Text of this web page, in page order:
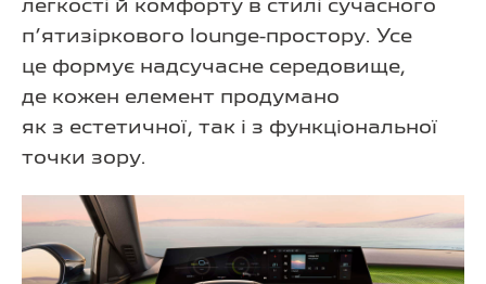
легкості й комфорту в стилі сучасного
п’ятизіркового lounge-простору. Усе
це формує надсучасне середовище,
де кожен елемент продумано
як з естетичної, так і з функціональної
точки зору.